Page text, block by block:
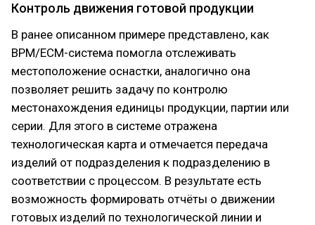
Контроль движения готовой продукции
В ранее описанном примере представлено, как
BPM/ECM-система помогла отслеживать
местоположение оснастки, аналогично она
позволяет решить задачу по контролю
местонахождения единицы продукции, партии или
серии. Для этого в системе отражена
технологическая карта и отмечается передача
изделий от подразделения к подразделению в
соответствии с процессом. В результате есть
возможность формировать отчёты о движении
готовых изделий по технологической линии и